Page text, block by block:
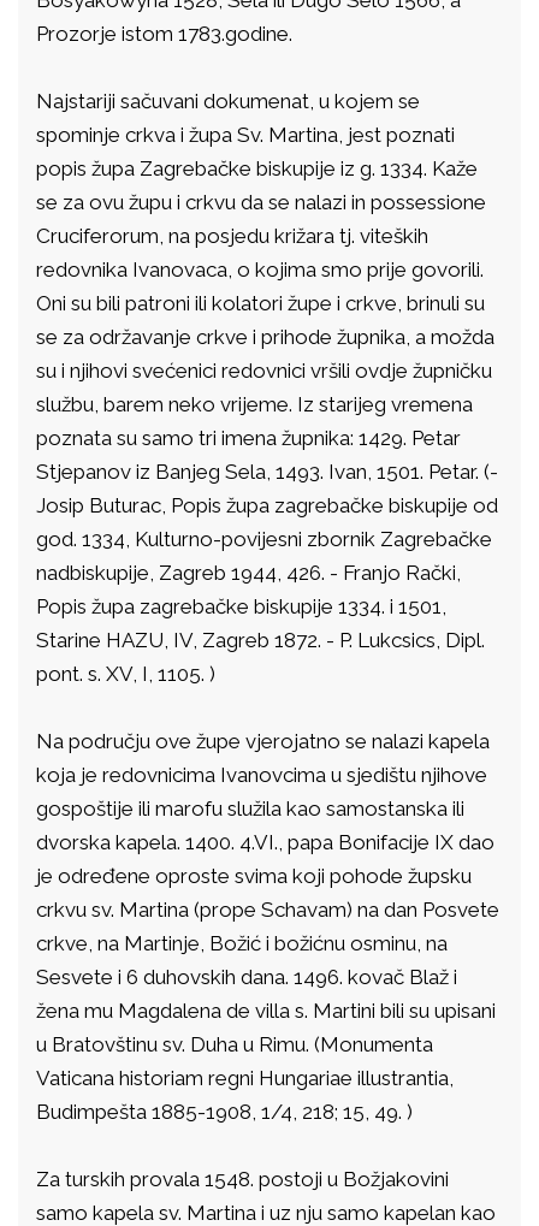
Prozorje istom 1783.godine.
Najstariji sačuvani dokumenat, u kojem se
spominje crkva i župa Sv. Martina, jest poznati
popis župa Zagrebačke biskupije iz g. 1334. Kaže
se za ovu župu i crkvu da se nalazi in possessione
Cruciferorum, na posjedu križara tj. viteških
redovnika Ivanovaca, o kojima smo prije govorili.
Oni su bili patroni ili kolatori župe i crkve, brinuli su
se za održavanje crkve i prihode župnika, a možda
su i njihovi svećenici redovnici vršili ovdje župničku
službu, barem neko vrijeme. Iz starijeg vremena
poznata su samo tri imena župnika: 1429. Petar
Stjepanov iz Banjeg Sela, 1493. Ivan, 1501. Petar. (-
Josip Buturac, Popis župa zagrebačke biskupije od
god. 1334, Kulturno-povijesni zbornik Zagrebačke
nadbiskupije, Zagreb 1944, 426. - Franjo Rački,
Popis župa zagrebačke biskupije 1334. i 1501,
Starine HAZU, IV, Zagreb 1872. - P. Lukcsics, Dipl.
pont. s. XV, I, 1105. )
Na području ove župe vjerojatno se nalazi kapela
koja je redovnicima Ivanovcima u sjedištu njihove
gospoštije ili marofu služila kao samostanska ili
dvorska kapela. 1400. 4.VI., papa Bonifacije IX dao
je određene oproste svima koji pohode župsku
crkvu sv. Martina (prope Schavam) na dan Posvete
crkve, na Martinje, Božić i božićnu osminu, na
Sesvete i 6 duhovskih dana. 1496. kovač Blaž i
žena mu Magdalena de villa s. Martini bili su upisani
u Bratovštinu sv. Duha u Rimu. (Monumenta
Vaticana historiam regni Hungariae illustrantia,
Budimpešta 1885-1908, 1/4, 218; 15, 49. )
Za turskih provala 1548. postoji u Božjakovini
samo kapela sv. Martina i uz nju samo kapelan kao